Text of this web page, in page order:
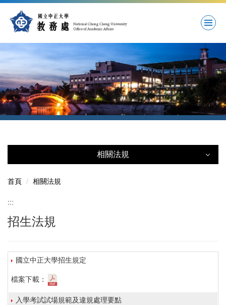
到
相關法規
學籍法規
成績
教師
招生法規
首頁 相關法規
:::
招生法規
國立中正大學招生規定
檔案下載：
入學考試試場規範及違規處理要點